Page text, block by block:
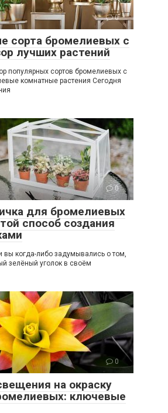
0
сорта бромелиевых с
лучших растений
популярных сортов бромелиевых с
комнатные растения Сегодня
0
для бромелиевых
способ создания
когда-либо задумывались о том,
зелёный уголок в своём
0
на окраску
ключевые